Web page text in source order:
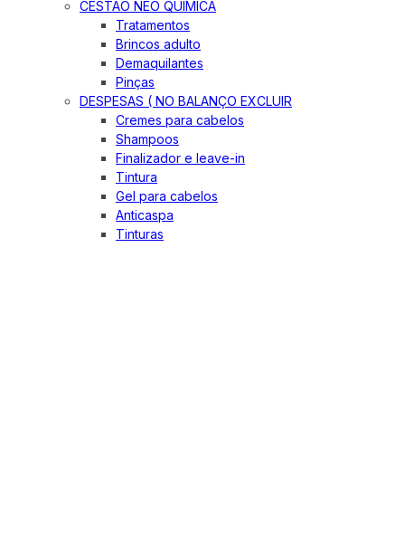
CESTÃO NEO QUIMICA
Tratamentos
Brincos adulto
Demaquilantes
Pinças
DESPESAS ( NO BALANÇO EXCLUIR
Cremes para cabelos
Shampoos
Finalizador e leave-in
Tintura
Gel para cabelos
Anticaspa
Tinturas